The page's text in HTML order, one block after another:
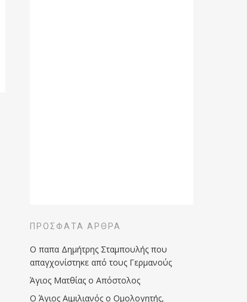
ΠΡΌΣΦΑΤΑ ΆΡΘΡΑ
Ο παπα Δημήτρης Σταμπουλής που
απαγχονίστηκε από τους Γερμανούς
Άγιος Ματθίας ο Απόστολος
Ο Άγιος Αιμιλιανός ο Ομολογητής,